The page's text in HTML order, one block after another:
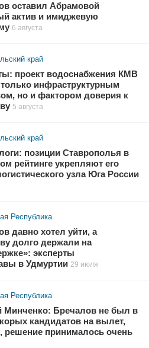
оставил Абрамовой
актив и имиджевую
6 августа
край
проект водоснабжения КМВ
только инфраструктурным
но и фактором доверия к
5 августа
край
позиции Ставрополья в
рейтинге укрепляют его
узла Юга России
Республика
давно хотел уйти, а
долго держали на
эксперты
в Удмуртии 29 июля
Республика
Минченко: Бречалов не был в
кандидатов на вылет,
решение принималось очень